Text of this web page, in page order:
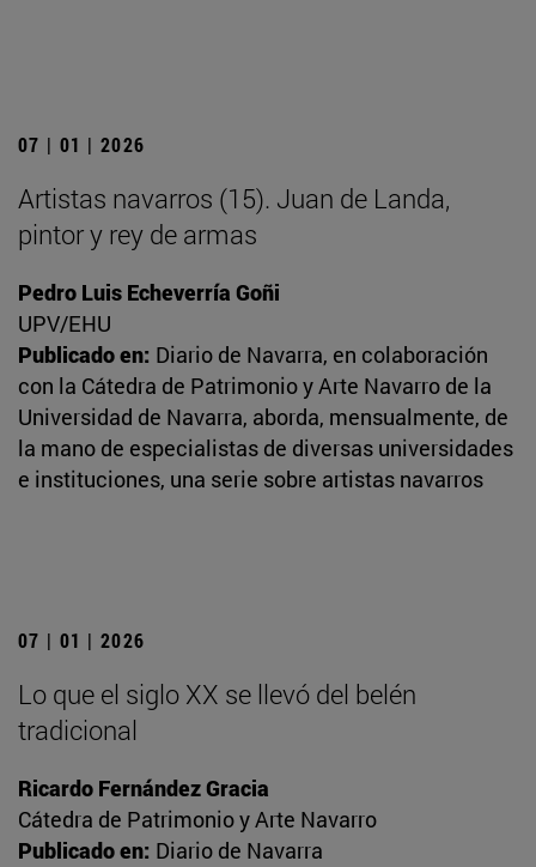
07 | 01 | 2026
Artistas navarros (15). Juan de Landa,
pintor y rey de armas
Pedro Luis Echeverría Goñi
UPV/EHU
Publicado en: Diario de Navarra, en colaboración
con la Cátedra de Patrimonio y Arte Navarro de la
Universidad de Navarra, aborda, mensualmente, de
la mano de especialistas de diversas universidades
e instituciones, una serie sobre artistas navarros
07 | 01 | 2026
Lo que el siglo XX se llevó del belén
tradicional
Ricardo Fernández Gracia
Cátedra de Patrimonio y Arte Navarro
Publicado en: Diario de Navarra